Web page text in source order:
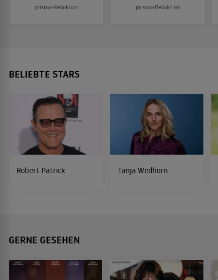
prisma-Redaktion prisma-Redaktion
BELIEBTE STARS
Robert Patrick Tanja Wedhorn
GERNE GESEHEN